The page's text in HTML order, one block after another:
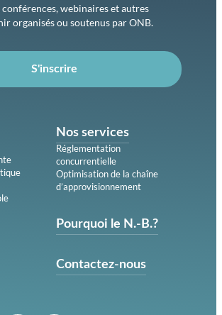
webinaires et autres
organisés ou soutenus par ONB.
S'inscrire
Pourquoi le N.-B.?
Nos services
Réglementation
concurrentielle
Optimisation de la chaîne
d’approvisionnement
Contactez-nous